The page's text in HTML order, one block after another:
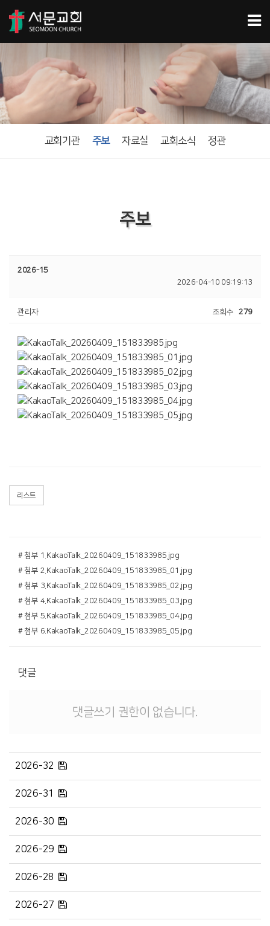
교회기관 주보 자료실 교회소식 정관
주보
2026-15
2026-04-10 09:19:13
관리자 조회수 279
리스트
# 첨부 1.KakaoTalk_20260409_151833985.jpg
# 첨부 2.KakaoTalk_20260409_151833985_01.jpg
# 첨부 3.KakaoTalk_20260409_151833985_02.jpg
# 첨부 4.KakaoTalk_20260409_151833985_03.jpg
# 첨부 5.KakaoTalk_20260409_151833985_04.jpg
# 첨부 6.KakaoTalk_20260409_151833985_05.jpg
댓글
댓글쓰기 권한이 없습니다.
2026-32
2026-31
2026-30
2026-29
2026-28
2026-27